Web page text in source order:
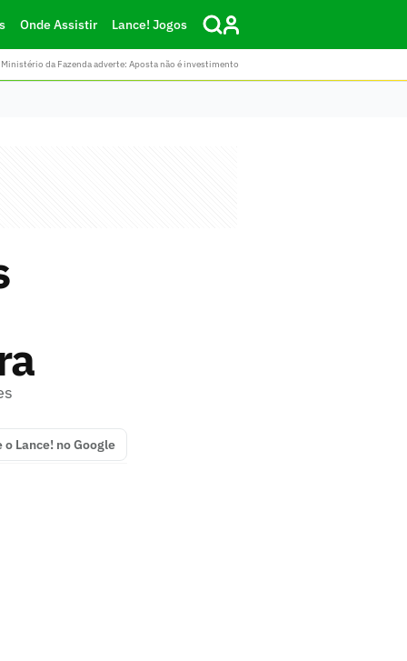
Onde Assistir Lance! Jogos
da Fazenda adverte: Aposta não é investimento
o Lance! no Google